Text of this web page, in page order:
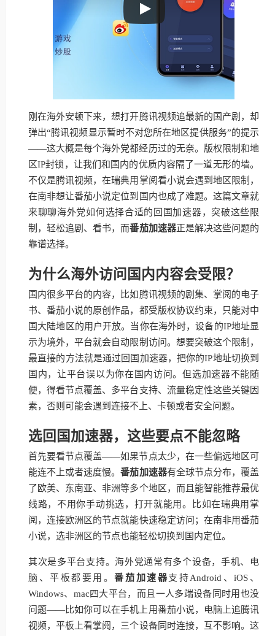
刚在海外安顿下来，想打开腾讯视频追最新的国产剧，却
弹出“腾讯视频显示暂时不对您所在地区提供服务”的提示
——这大概是每个海外党都经历过的无奈。版权限制和地
区IP封锁，让我们和国内的优质内容隔了一道无形的墙。
不仅是腾讯视频，在瑞典用掌阅看小说会遇到地区限制，
在南非想让番茄小说定位到国内也成了难题。这篇文章就
来聊聊海外党如何选择合适的回国加速器，突破这些限
制，轻松追剧、看书，而番茄加速器正是解决这些问题的
靠谱选择。
为什么海外访问国内内容会受限？
国内很多平台的内容，比如腾讯视频的剧集、掌阅的电子
书、番茄小说的原创作品，都受版权协议约束，只能对中
国大陆地区的用户开放。当你在海外时，设备的IP地址显
示为境外，平台就会自动限制访问。想要突破这个限制，
最直接的方法就是通过回国加速器，把你的IP地址切换到
国内，让平台误以为你在国内访问。但选加速器不能随
便，得看节点覆盖、多平台支持、流量稳定性这些关键因
素，否则可能会遇到连接不上、卡顿或者安全问题。
选回国加速器，这些要点不能忽略
首先要看节点覆盖——如果节点太少，在一些偏远地区可
能连不上或者速度慢。番茄加速器有全球节点分布，覆盖
了欧美、东南亚、非洲等多个地区，而且能智能推荐最优
线路，不用你手动挑选，打开就能用。比如在瑞典用掌
阅，连接欧洲区的节点就能快速稳定访问；在南非用番茄
小说，选非洲区的节点也能轻松切换到国内定位。
其次是多平台支持。海外党通常有多个设备，手机、电
脑、平板都要用。番茄加速器支持Android、iOS、
Windows、mac四大平台，而且一人多端设备同时用也没
问题——比如你可以在手机上用番茄小说，电脑上追腾讯
视频，平板上看掌阅，三个设备同时连接，互不影响。这